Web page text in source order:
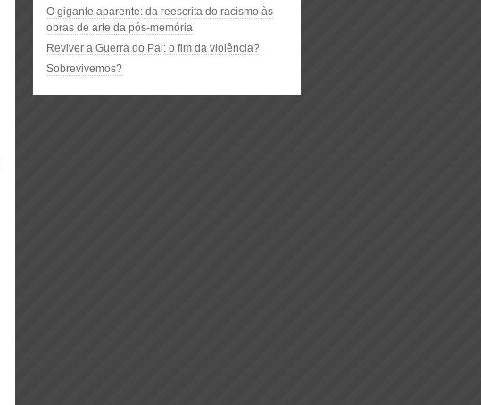
O gigante aparente: da reescrita do racismo às
obras de arte da pós-memória
Reviver a Guerra do Pai: o fim da violência?
Sobrevivemos?